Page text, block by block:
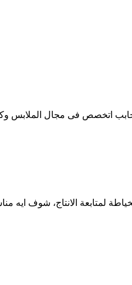
اتخصص فى مجال الملابس
لمتابعة الانتاج، شوف ايه